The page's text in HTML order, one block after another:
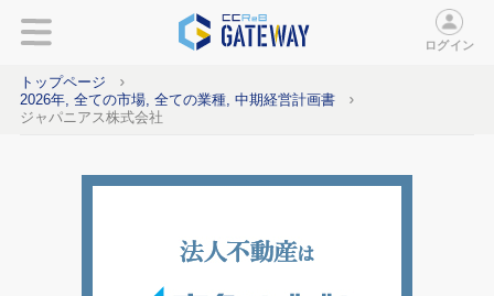
ログイン
トップページ
2026年, 全ての市場, 全ての業種, 中期経営計画書
ジャパニアス株式会社